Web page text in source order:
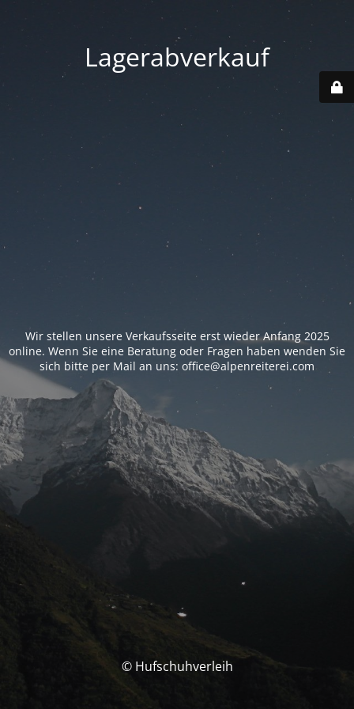
Lagerabverkauf
Wir stellen unsere Verkaufsseite erst wieder Anfang 2025
online. Wenn Sie eine Beratung oder Fragen haben wenden Sie
sich bitte per Mail an uns: office@alpenreiterei.com
© Hufschuhverleih